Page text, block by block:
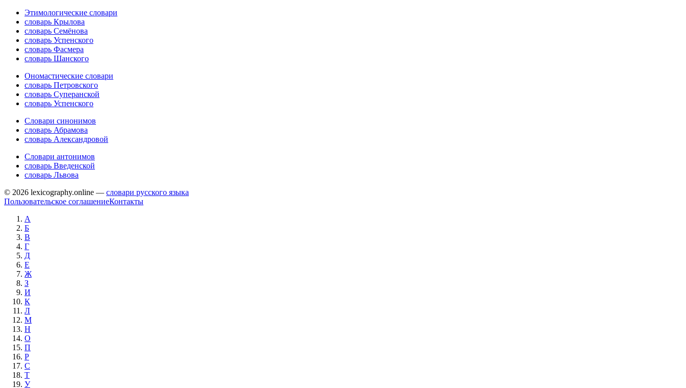
Этимологические словари
словарь Крылова
словарь Семёнова
словарь Успенского
словарь Фасмера
словарь Шанского
Ономастические словари
словарь Петровского
словарь Суперанской
словарь Успенского
Словари синонимов
словарь Абрамова
словарь Александровой
Словари антонимов
словарь Введенской
словарь Львова
© 2026 lexicography.online — словари русского языка
Пользовательское соглашениеКонтакты
А
Б
В
Г
Д
Е
Ж
З
И
К
Л
М
Н
О
П
Р
С
Т
У